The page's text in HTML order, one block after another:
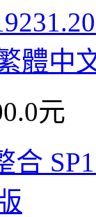
體中
元
合